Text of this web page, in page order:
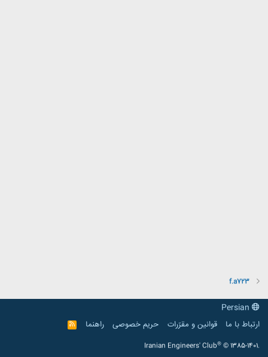
f.a723
ارتباط با ما
قوانین و مقرّرات حریم خصوصی راهنما
R
S
Iranian Engineers' Club® © 1385-1401.